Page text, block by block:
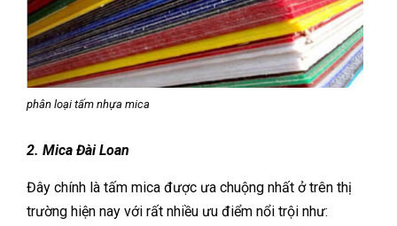
phân loại tấm nhựa mica
2. Mica Đài Loan
Đây chính là tấm mica được ưa chuộng nhất ở trên thị
trường hiện nay với rất nhiều ưu điểm nổi trội như: